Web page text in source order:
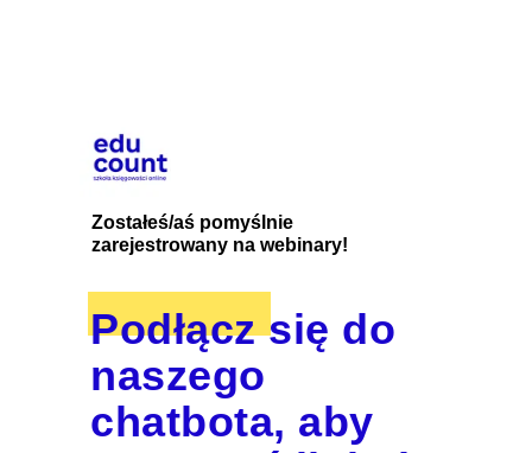
Podłącz się do
naszego
chatbota, aby
Zostałeś/aś pomyślnie
zarejestrowany na webinary!